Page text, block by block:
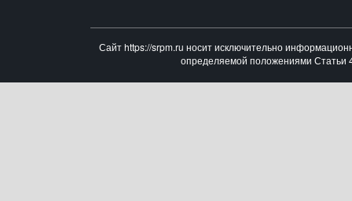
Сайт https://srpm.ru носит исключительно
определяемой положениями Статьи